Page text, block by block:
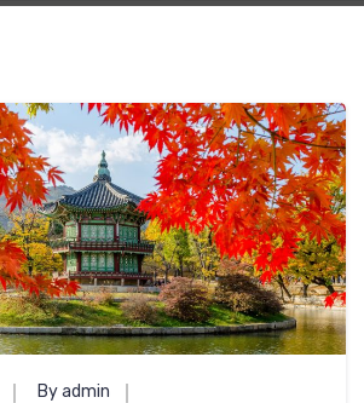
By admin